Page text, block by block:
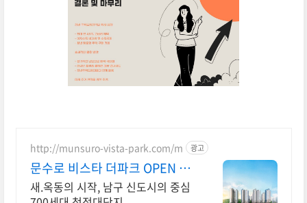
http://munsuro-vista-park.com/m 광고
문수로 비스타 더파크 OPEN 예
정
새.옥동의 시작, 남구 신도시의 중심